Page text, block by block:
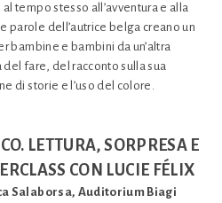
tempo stesso all’avventura e alla
parole dell’autrice belga creano un
bambine e bambini da un’altra
fare, del racconto sulla sua
di storie e l’uso del colore.
LETTURA, SORPRESA E
CON LUCIE FÉLIX
Salaborsa, Auditorium Biagi